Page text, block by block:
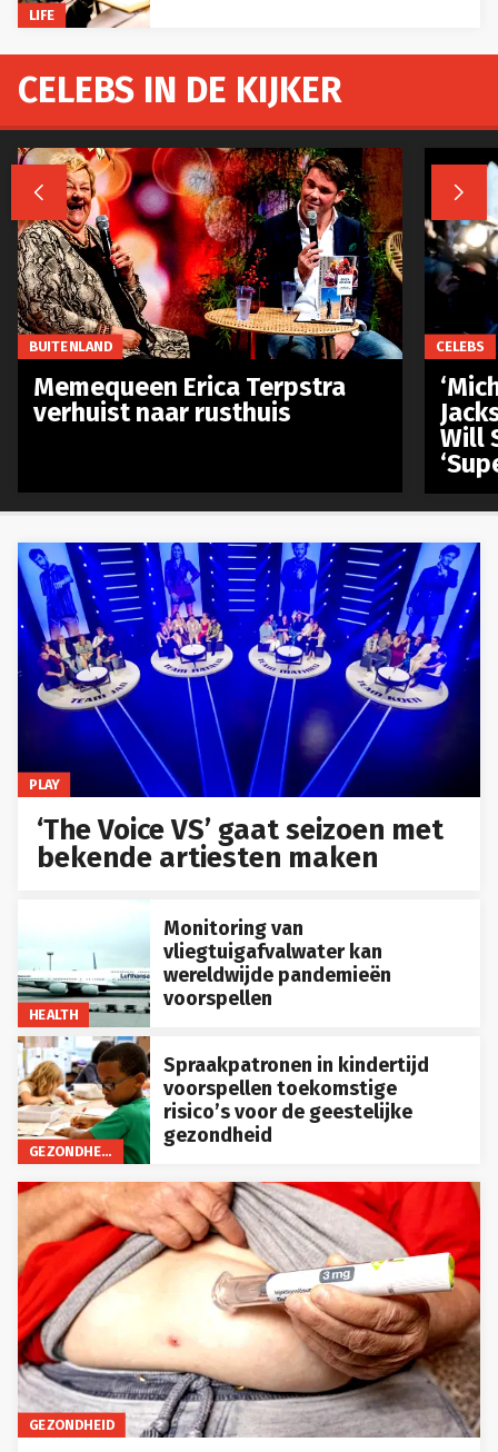
LIFE
PLAY
‘The Voice VS’ gaat seizoen met
bekende artiesten maken
HEALTH
Monitoring van
vliegtuigafvalwater kan
wereldwijde pandemieën
voorspellen
GEZONDHEID
Spraakpatronen in kindertijd
voorspellen toekomstige
risico’s voor de geestelijke
gezondheid
GEZONDHEID
CELEBS IN DE KIJKER
 
BUITENLAND
Memequeen Erica Terpstra
verhuist naar rusthuis
CELEBS
Will